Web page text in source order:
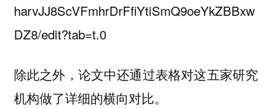
harvJJ8ScVFmhrDrFfiYtiSmQ9oeYkZBBxw
DZ8/edit?tab=t.0
除此之外，论文中还通过表格对这五家研究
机构做了详细的横向对比。